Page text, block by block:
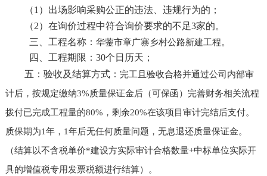
（1）出场影响采购公正的违法、违规行为的；
（2）在询价过程中符合询价要求的不足3家的。
三、工程名称： 华蓥市章广寨乡村公路新建工程。
四、工程期限： 30个日历天；
五：验收及结算方式： 完工且验收合格并通过公司内部审
计后，按规定缴纳3%质量保证金后（可保函）完善财务相关流程
拨付已完成工程量的80%，剩余20%在该项目审计完结后支付。
质保期为1年，1年后无任何质量问题，无息退还质量保证金。
（结算以不含税单价*建设方实际审计合格数量+中标单位实际开
具的增值税专用发票税额进行结算）。